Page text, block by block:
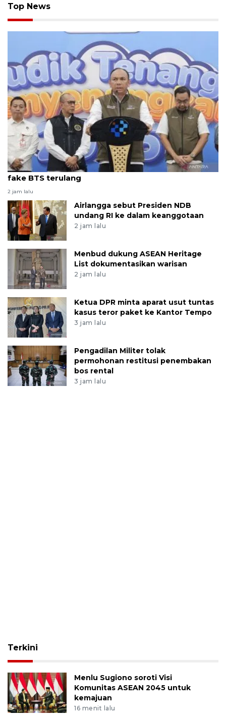
Top News
Kemkomdigi-opsel siapkan solusi teknologi cegah
fake BTS terulang
2 jam lalu
Airlangga sebut Presiden NDB
undang RI ke dalam keanggotaan
2 jam lalu
Menbud dukung ASEAN Heritage
List dokumentasikan warisan
2 jam lalu
Ketua DPR minta aparat usut tuntas
kasus teror paket ke Kantor Tempo
3 jam lalu
Pengadilan Militer tolak
permohonan restitusi penembakan
bos rental
3 jam lalu
Terkini
Menlu Sugiono soroti Visi
Komunitas ASEAN 2045 untuk
kemajuan
16 menit lalu